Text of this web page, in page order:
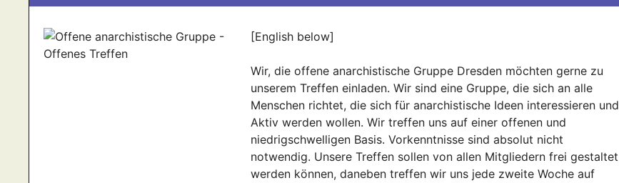
[English below]
Wir, die offene anarchistische Gruppe Dresden möchten gerne zu
unserem Treffen einladen. Wir sind eine Gruppe, die sich an alle
Menschen richtet, die sich für anarchistische Ideen interessieren und
Aktiv werden wollen. Wir treffen uns auf einer offenen und
niedrigschwelligen Basis. Vorkenntnisse sind absolut nicht
notwendig. Unsere Treffen sollen von allen Mitgliedern frei gestaltet
werden können, daneben treffen wir uns jede zweite Woche auf